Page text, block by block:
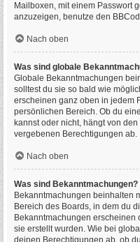
Mailboxen, mit einem Passwort
anzuzeigen, benutze den
Nach oben
Was sind globale
Globale Bekanntmachungen
solltest du sie so bald wie
erscheinen ganz oben in jedem
persönlichen Bereich. Ob du
kannst oder nicht, hängt von
vergebenen Berechtigungen ab.
Nach oben
Was sind Bekanntmachungen?
Bekanntmachungen beinhalten
Bereich des Boards, in dem du
Bekanntmachungen erscheinen
sie erstellt wurden. Wie bei
deinen Berechtigungen ab, ob